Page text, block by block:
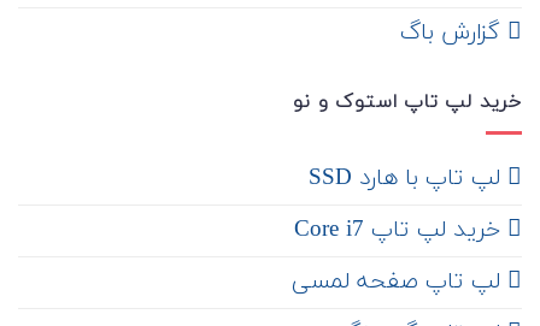
‌ گزارش باگ
خرید لپ تاپ استوک و نو
لپ تاپ با هارد SSD
خرید لپ تاپ Core i7
لپ تاپ صفحه لمسی